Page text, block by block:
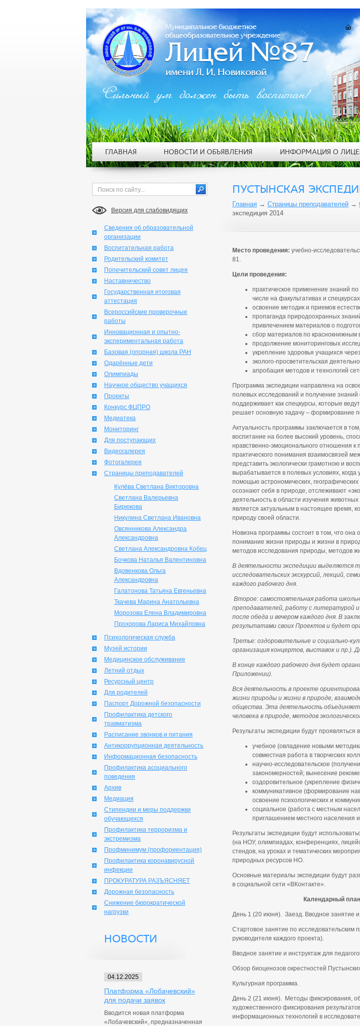
Версия для слабовидящих
Сведения об образовательной
организации
Воспитательная работа
Родительский комитет
Попечительский совет лицея
Наставничество
Государственная итоговая
аттестация
Всероссийские проверочные
работы
Инновационная и опытно-
экспериментальная работа
Базовая (опорная) школа РАН
Одарённые дети
Олимпиады
Научное общество учащихся
Проекты
Конкурс ФЦПРО
Медиатека
Мониторинг
Для поступающих
Видеогалерея
Фотогалерея
Страницы преподавателей
Кулёва Светлана Викторовна
Светлана Валерьевна
Бирюкова
Никулина Светлана Ивановна
Овсянникова Александра
Александровна
Светлана Александровна Кобец
Бочкова Наталья Валентиновна
Вдовенкова Ольга
Александровна
Галатонова Татьяна Евгеньевна
Ткачева Марина Анатольевна
Морозова Елена Владимировна
Прохорова Лариса Михайловна
Психологическая служба
Музей истории
Медицинское обслуживание
Летний отдых
Ресурсный центр
Для родителей
Паспорт Дорожной безопасности
Профилактика детского
травматизма
Расписание звонков и питания
Антикоррупционная деятельность
Информационная безопасность
Профилактика асоциального
поведения
Архив
Медиация
Стипендии и меры поддержки
обучающихся
Профилактика терроризма и
экстремизма
Профминимум (профориентация)
Профилактика коронавирусной
инфекции
ПРОКУРАТУРА РАЗЪЯСНЯЕТ
Дорожная безопасность
Снижение бюрократической
нагрузки
НОВОСТИ
04.12.2025
Платформа «Лобачевский»
для подачи заявок
Вводится новая платформа
«Лобачевский», предназначенная
ПУСТЫНСКАЯ
Главная → Страницы преподавателей →
экспедиция 2014
Место проведения: учебно-
81.
Цели проведения:
практическое применение знаний
числе на факультативах и
освоение методик и приемов
пропаганда природоохранных
привлечением материалов о
сбор материалов по краснокнижным
продолжение мониторинговых
укрепление здоровья учащихся
эколого-просветительская
апробация методов и технологий
Программа экспедиции направлена на
полевых исследований и получение
поддерживает как спецкурсы, которые
решает основную задачу – формирование
Актуальность программы заключается в
воспитание на более высокий уровень,
нравственно-эмоционального отношения к
практического понимания взаимосвязей
представить экологически грамотною и
вырабатывается в полевых условиях,
помощью астрономических,
осознают себя в природе, отслеживают
деятельность в области изучения
является актуальным в настоящее время,
природу своей области.
Новизна программы состоит в том, что она
понимание жизни природы и жизни в
методов исследования природы, методов
В деятельности экспедиции выделяется
исследовательских экскурсий, лекций,
каждого рабочего дня.
Второе: самостоятельная работа
преподавателей, работу с литературой
после обеда и вечером каждого дня. В
результатами своих Проектов и будет
Третье: оздоровительные и социально-
организация концертов, выставок и пр.).
В конце каждого рабочего дня будет
Приложении).
Вся деятельность в проекте
жизни природы и жизни в природе,
общества. Эта деятельность объединяет
человека в природе, методов
Результаты экспедиции будут
учебное (овладение новыми
совместная работа в творческих
научно-исследовательское
закономерностей; вынесение
оздоровительное (укрепление
коммуникативное (формирование
освоение психологических и
социальное (работа с местным
приглашением местного населения
Результаты экспедиции будут
(на НОУ, олимпиадах, конференциях,
стендов, на уроках и тематических
природных ресурсов НО.
Основные материалы экспедиции будут
в социальной сети «ВКонтакте».
Календарный
День 1 (20 июня). Заезд. Вводное занятие и
Стартовое занятие по исследовательским
руководителя каждого проекта).
Вводное занятие и инструктаж для
Обзор биоценозов окрестностей
Культурная программа.
День 2 (21 июня). Методы фиксирования,
художественного фиксирования
информационных технологий в
Сильный ум должен быть воспитан!
ГЛАВНАЯ НОВОСТИ И ОБЪЯВЛЕНИЯ ИНФОРМАЦИЯ О